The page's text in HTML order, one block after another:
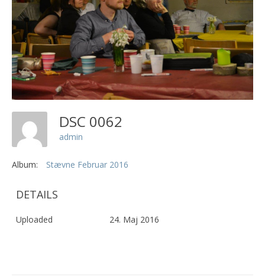
DSC 0062
admin
Album: Stævne Februar 2016
DETAILS
Uploaded 24. Maj 2016